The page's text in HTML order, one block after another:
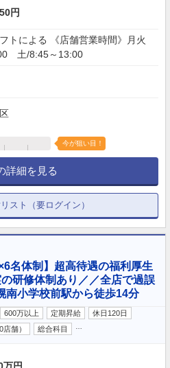
円
トによる 《店舗営業時間》月火
土/8:45～13:00
今が狙い目！
詳細を見る
スト（要ログイン）
名体制】超高待遇の福利厚生
研修体制あり／／全店で過誤
小学校前駅から徒歩14分
600万以上 定期昇給
休日120日
舗） 総合科目